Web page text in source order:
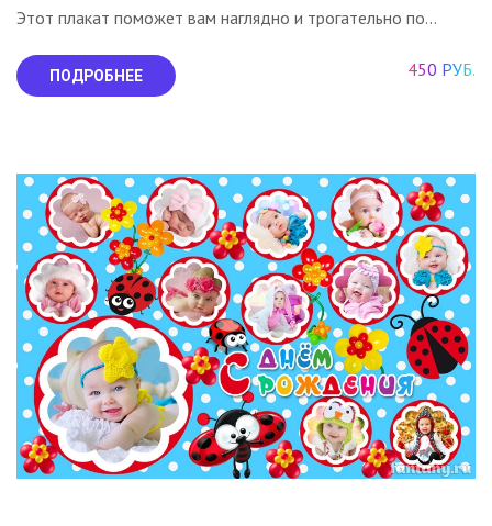
Этот плакат поможет вам наглядно и трогательно по...
ПОДРОБНЕЕ 450 РУБ.